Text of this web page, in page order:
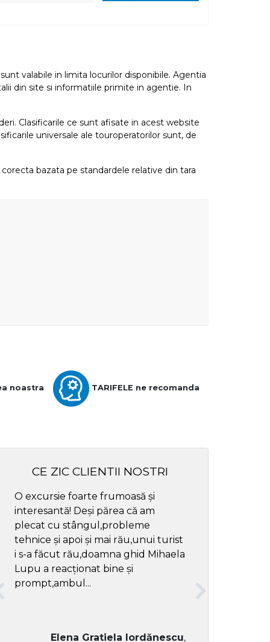
valabile in limita locurilor disponibile. Agentia
din site si informatiile primite in agentie. In
Clasificarile ce sunt afisate in acest website
universale ale touroperatorilor sunt, de
bazata pe standardele relative din tara
noastra TARIFELE ne recomanda
CE ZIC CLIENTII NOSTRI
O excursie foarte frumoasă și
interesantă! Deși părea că am
plecat cu stângul,probleme
tehnice și apoi și mai rău,unui turist
i s-a făcut rău,doamna ghid Mihaela
Lupu a reacționat bine și
prompt,ambul...
Elena Gratiela Iordănescu,